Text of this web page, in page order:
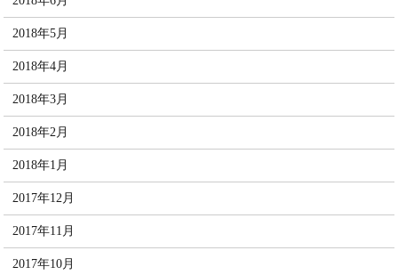
2018年5月
2018年4月
2018年3月
2018年2月
2018年1月
2017年12月
2017年11月
2017年10月